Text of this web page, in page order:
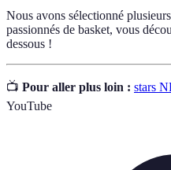
Nous avons sélectionné
passionnés de basket, vous
dessous !
📺 Pour aller plus loin : stars
YouTube